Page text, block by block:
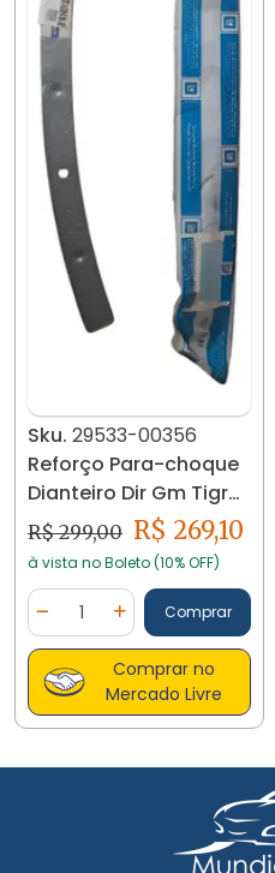
Sku. 29533-00356
Reforço Para-choque
Dianteiro Dir Gm Tigra
29533
R$ 299,00 R$ 269,10
à vista no Boleto (10% OFF)
Diminuir Quantidade
Quantidade
Adicionar Quantidade
Comprar
Comprar no
Mercado Livre